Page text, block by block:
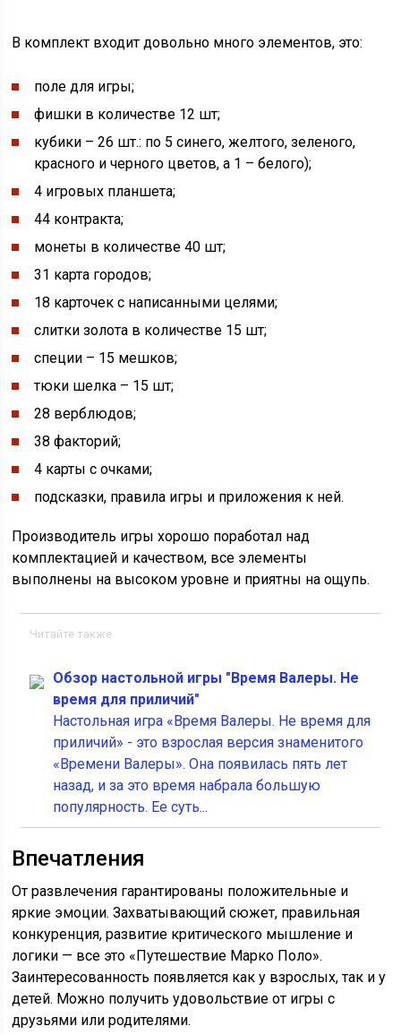
В комплект входит довольно много элементов, это:
поле для игры;
фишки в количестве 12 шт;
кубики – 26 шт.: по 5 синего, желтого, зеленого,
красного и черного цветов, а 1 – белого);
4 игровых планшета;
44 контракта;
монеты в количестве 40 шт;
31 карта городов;
18 карточек с написанными целями;
слитки золота в количестве 15 шт;
специи – 15 мешков;
тюки шелка – 15 шт;
28 верблюдов;
38 факторий;
4 карты с очками;
подсказки, правила игры и приложения к ней.
Производитель игры хорошо поработал над
комплектацией и качеством, все элементы
выполнены на высоком уровне и приятны на ощупь.
Читайте также
Обзор настольной игры "Время Валеры. Не
время для приличий"
Настольная игра «Время Валеры. Не время для
приличий» - это взрослая версия знаменитого
«Времени Валеры». Она появилась пять лет
назад, и за это время набрала большую
популярность. Ее суть...
Впечатления
От развлечения гарантированы положительные и
яркие эмоции. Захватывающий сюжет, правильная
конкуренция, развитие критического мышление и
логики — все это «Путешествие Марко Поло».
Заинтересованность появляется как у взрослых, так и у
детей. Можно получить удовольствие от игры с
друзьями или родителями.